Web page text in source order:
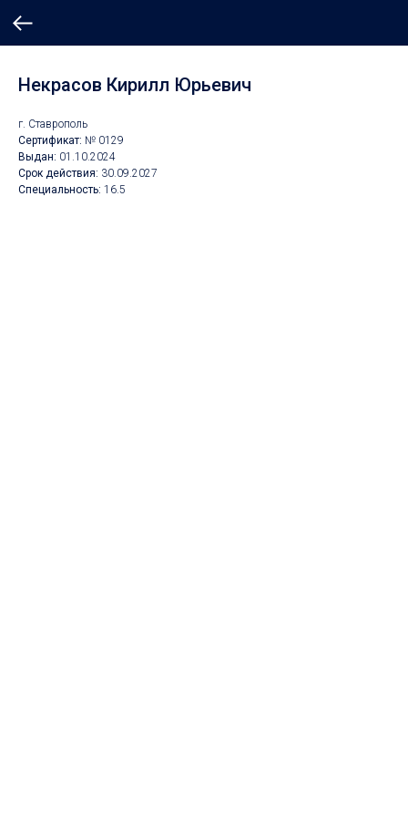
Некрасов Кирилл Юрьевич
г. Ставрополь
Сертификат: № 0129
Выдан: 01.10.2024
Срок действия: 30.09.2027
Специальность: 16.5